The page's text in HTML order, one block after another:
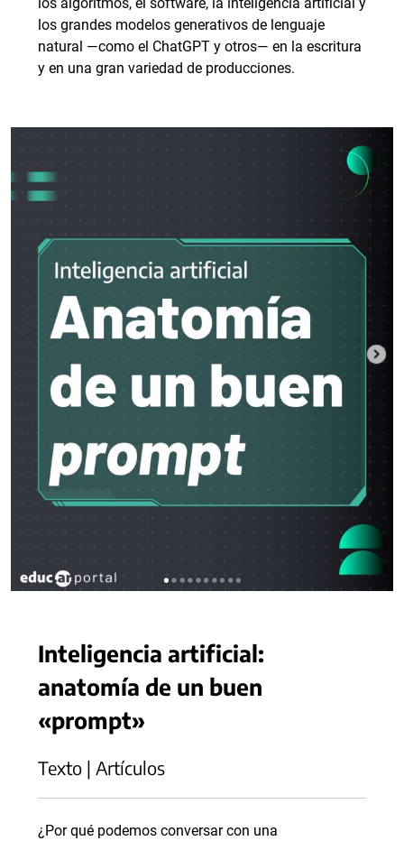
los grandes modelos generativos de lenguaje
natural ―como el ChatGPT y otros― en la escritura
y en una gran variedad de producciones.
Inteligencia artificial:
anatomía de un buen
«prompt»
Texto | Artículos
¿Por qué podemos conversar con una